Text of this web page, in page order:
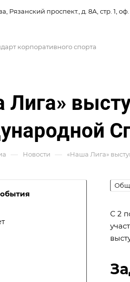
Рязанский проспект., д. 8А, стр. 1, оф.
корпоративного спорта
Лига»
— Новости — «Наша Лига»
С 2